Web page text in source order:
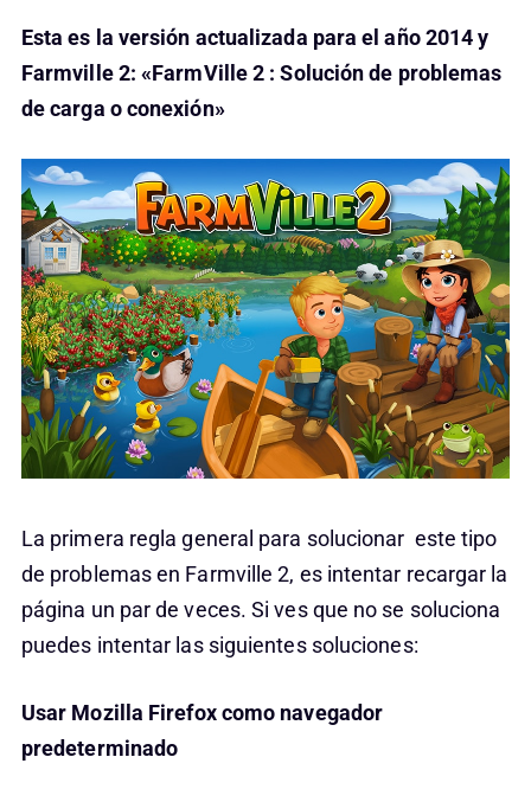
Esta es la versión actualizada para el año 2014 y
Farmville 2: «FarmVille 2 : Solución de problemas
de carga o conexión»
La primera regla general para solucionar este tipo
de problemas en Farmville 2, es intentar recargar la
página un par de veces. Si ves que no se soluciona
puedes intentar las siguientes soluciones:
Usar Mozilla Firefox como navegador
predeterminado